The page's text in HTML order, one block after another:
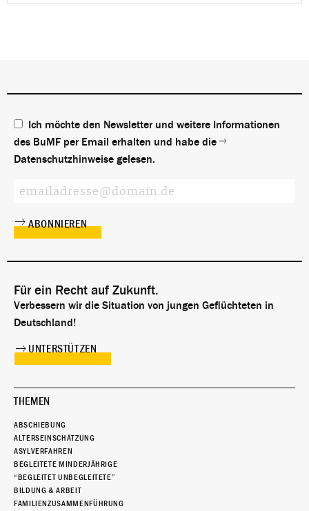
Ich möchte den Newsletter und weitere Informationen
des BuMF per Email erhalten und habe die
Datenschutzhinweise gelesen.
Für ein Recht auf Zukunft.
Verbessern wir die Situation von jungen Geflüchteten in
Deutschland!
UNTERSTÜTZEN
THEMEN
ABSCHIEBUNG
ALTERSEINSCHÄTZUNG
ASYLVERFAHREN
BEGLEITETE MINDERJÄHRIGE
“BEGLEITET UNBEGLEITETE”
BILDUNG & ARBEIT
FAMILIENZUSAMMENFÜHRUNG